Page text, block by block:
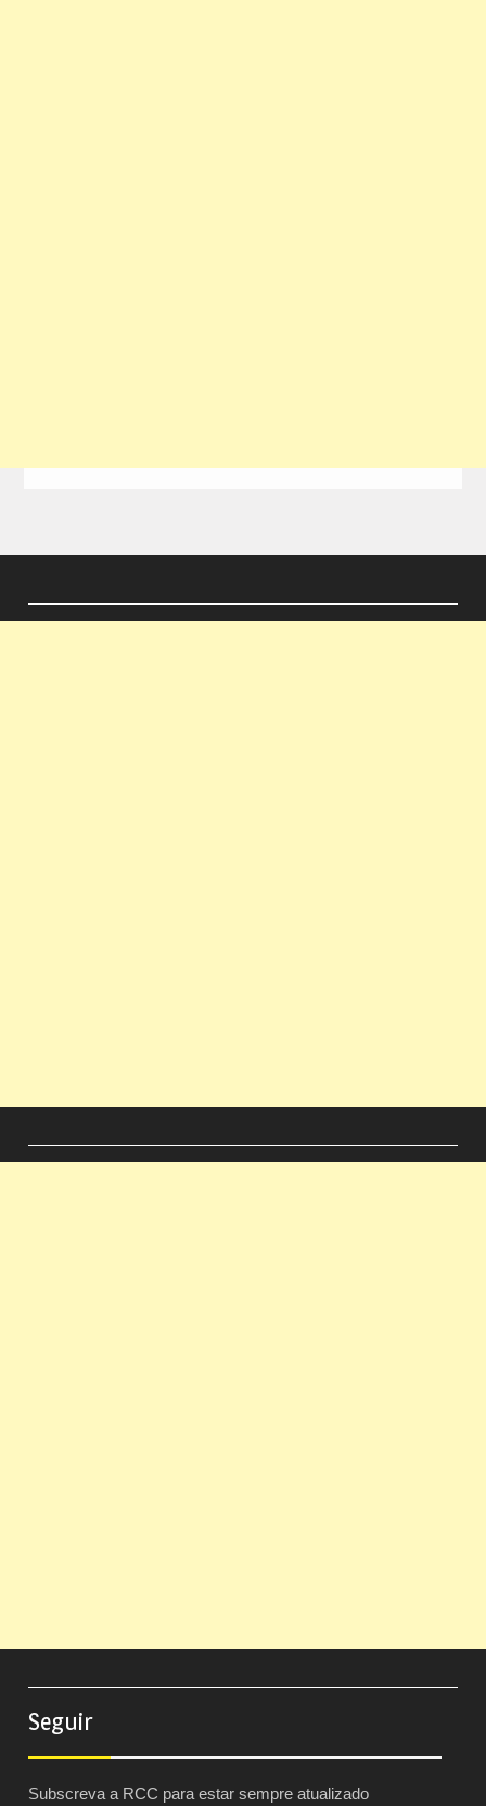
Seguir
Subscreva a RCC para estar sempre atualizado